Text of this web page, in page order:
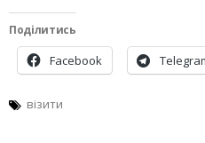
Поділитись
Facebook
візити